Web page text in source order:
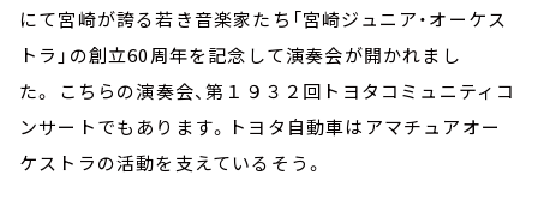
にて宮崎が誇る若き音楽家たち「宮崎ジュニア・オーケス
トラ」の創立60周年を記念して演奏会が開かれまし
た。 こちらの演奏会、第１９３２回トヨタコミュニティコ
ンサートでもあります。トヨタ自動車はアマチュアオー
ケストラの活動を支えているそう。